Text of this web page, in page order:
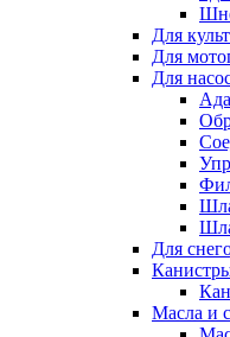
Для
Для
Для
Для
Масла и